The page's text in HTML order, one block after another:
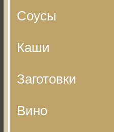
Соусы
Каши
Заготовки
Вино